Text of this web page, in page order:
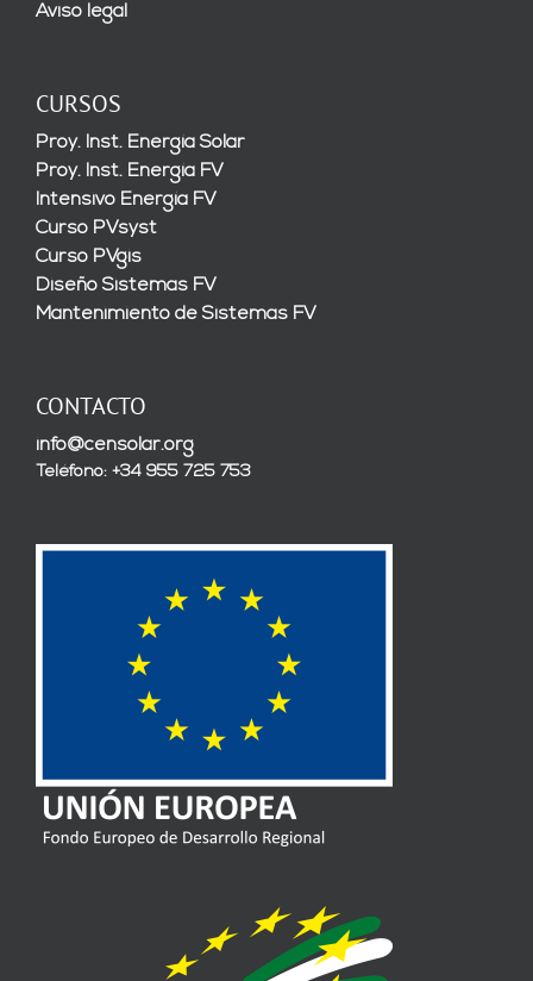
Aviso legal
CURSOS
Proy. Inst. Energía Solar
Proy. Inst. Energía FV
Intensivo Energía FV
Curso PVsyst
Curso PVgis
Diseño Sistemas FV
Mantenimiento de Sistemas FV
CONTACTO
info@censolar.org
Teléfono: +34 955 725 753